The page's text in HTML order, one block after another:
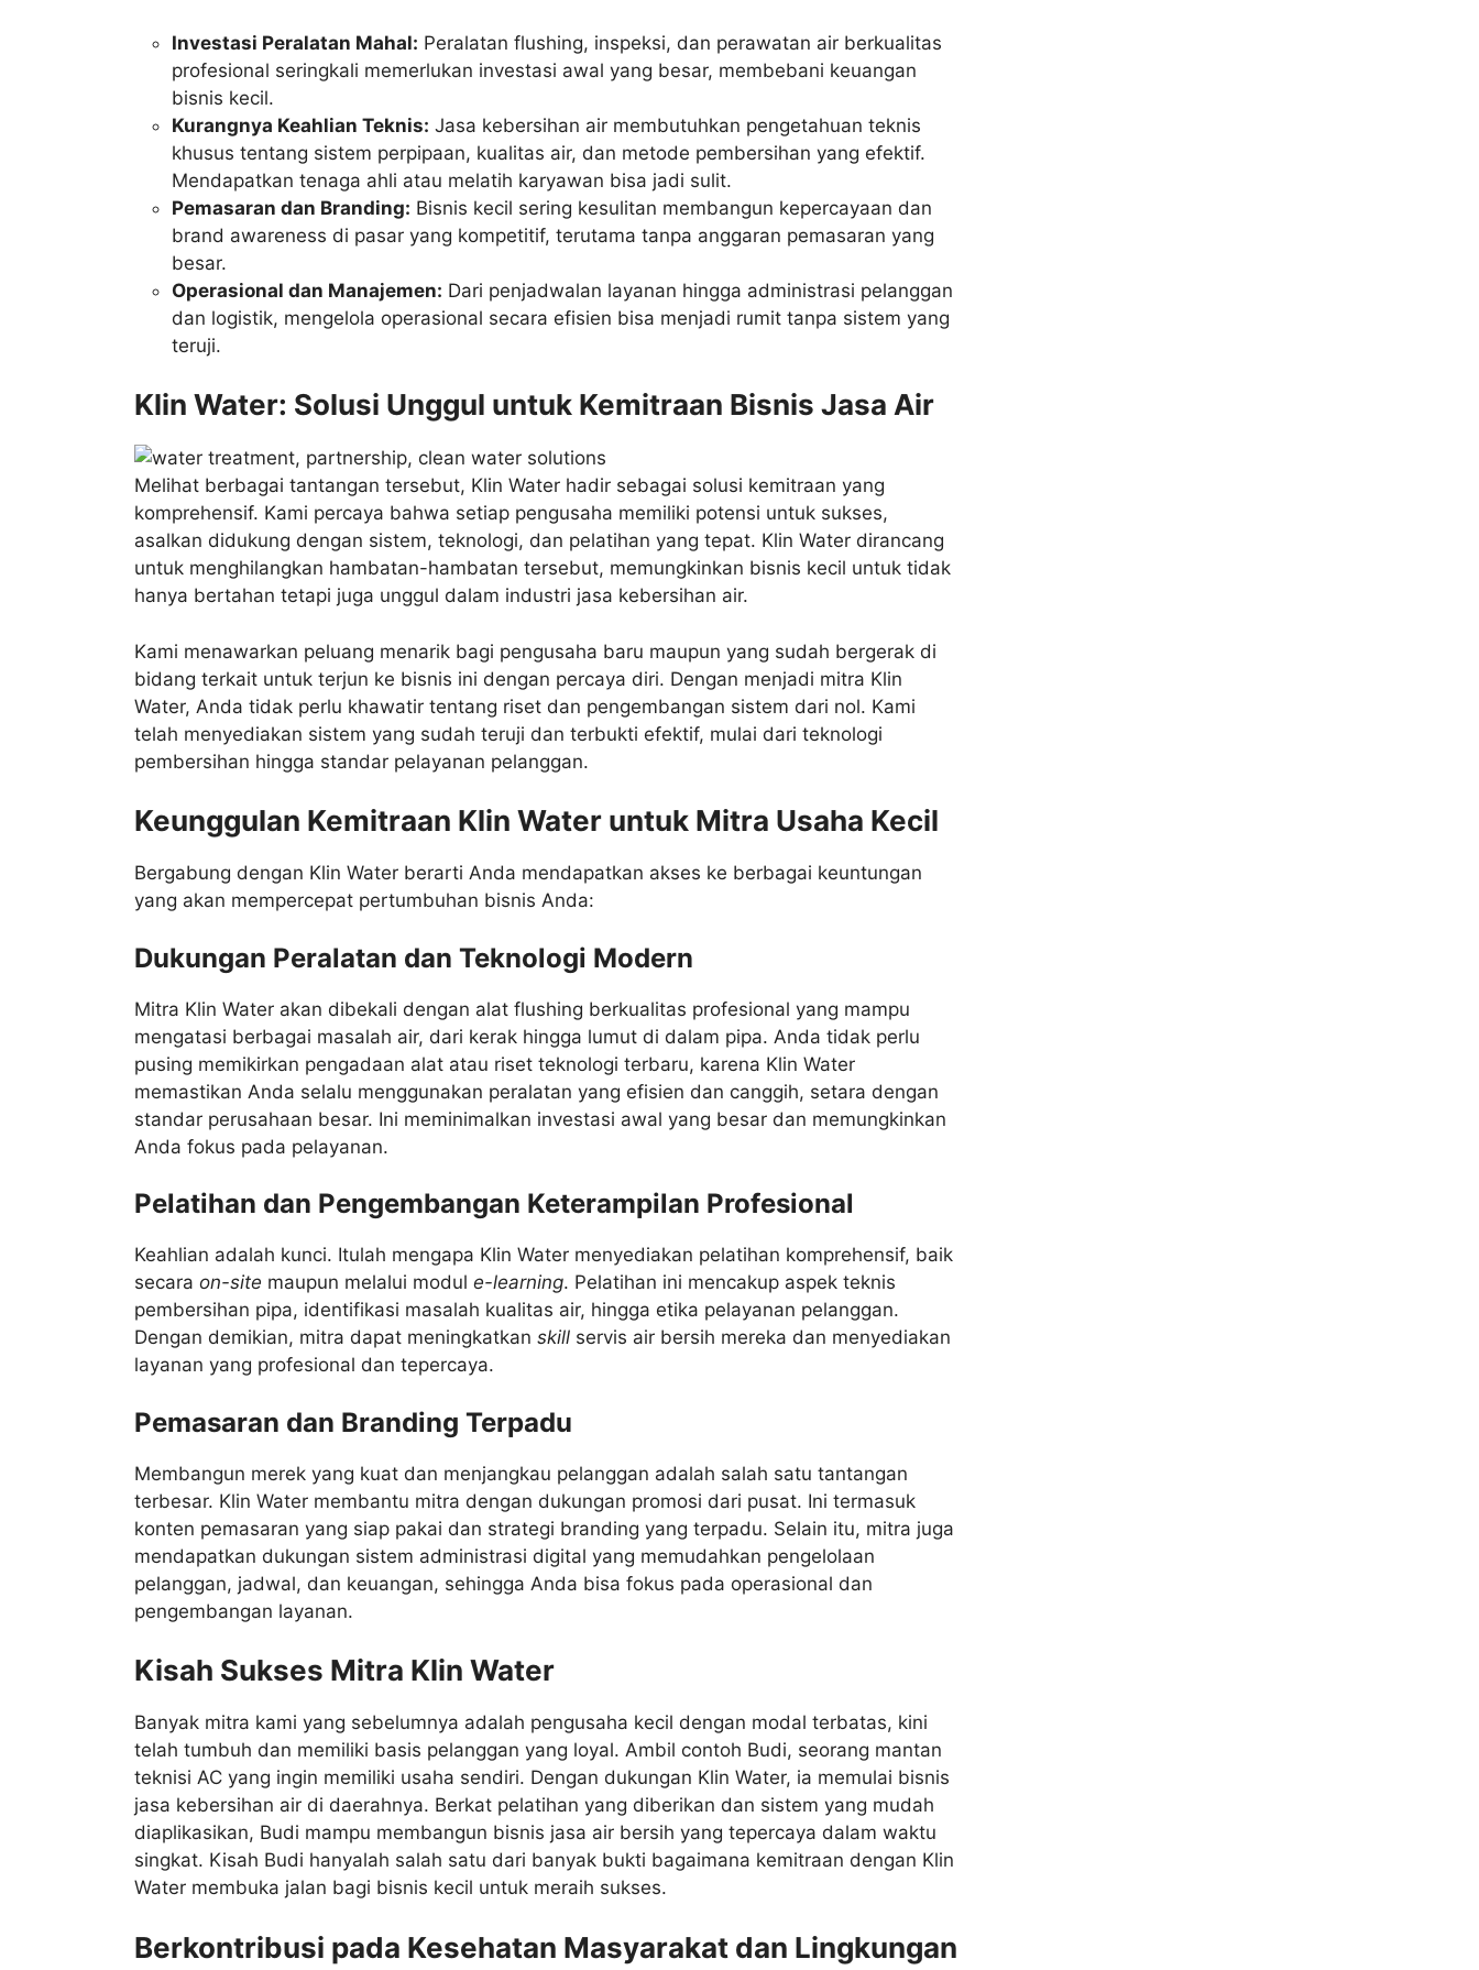
Investasi Peralatan Mahal: Peralatan flushing, inspeksi, dan perawatan air berkualitas
profesional seringkali memerlukan investasi awal yang besar, membebani keuangan
bisnis kecil.
Kurangnya Keahlian Teknis: Jasa kebersihan air membutuhkan pengetahuan teknis
khusus tentang sistem perpipaan, kualitas air, dan metode pembersihan yang efektif.
Mendapatkan tenaga ahli atau melatih karyawan bisa jadi sulit.
Pemasaran dan Branding: Bisnis kecil sering kesulitan membangun kepercayaan dan
brand awareness di pasar yang kompetitif, terutama tanpa anggaran pemasaran yang
besar.
Operasional dan Manajemen: Dari penjadwalan layanan hingga administrasi pelanggan
dan logistik, mengelola operasional secara efisien bisa menjadi rumit tanpa sistem yang
teruji.
Klin Water: Solusi Unggul untuk Kemitraan Bisnis Jasa Air
Melihat berbagai tantangan tersebut, Klin Water hadir sebagai solusi kemitraan yang
komprehensif. Kami percaya bahwa setiap pengusaha memiliki potensi untuk sukses,
asalkan didukung dengan sistem, teknologi, dan pelatihan yang tepat. Klin Water dirancang
untuk menghilangkan hambatan-hambatan tersebut, memungkinkan bisnis kecil untuk tidak
hanya bertahan tetapi juga unggul dalam industri jasa kebersihan air.
Kami menawarkan peluang menarik bagi pengusaha baru maupun yang sudah bergerak di
bidang terkait untuk terjun ke bisnis ini dengan percaya diri. Dengan menjadi mitra Klin
Water, Anda tidak perlu khawatir tentang riset dan pengembangan sistem dari nol. Kami
telah menyediakan sistem yang sudah teruji dan terbukti efektif, mulai dari teknologi
pembersihan hingga standar pelayanan pelanggan.
Keunggulan Kemitraan Klin Water untuk Mitra Usaha Kecil
Bergabung dengan Klin Water berarti Anda mendapatkan akses ke berbagai keuntungan
yang akan mempercepat pertumbuhan bisnis Anda:
Dukungan Peralatan dan Teknologi Modern
Mitra Klin Water akan dibekali dengan alat flushing berkualitas profesional yang mampu
mengatasi berbagai masalah air, dari kerak hingga lumut di dalam pipa. Anda tidak perlu
pusing memikirkan pengadaan alat atau riset teknologi terbaru, karena Klin Water
memastikan Anda selalu menggunakan peralatan yang efisien dan canggih, setara dengan
standar perusahaan besar. Ini meminimalkan investasi awal yang besar dan memungkinkan
Anda fokus pada pelayanan.
Pelatihan dan Pengembangan Keterampilan Profesional
Keahlian adalah kunci. Itulah mengapa Klin Water menyediakan pelatihan komprehensif, baik
secara on-site maupun melalui modul e-learning. Pelatihan ini mencakup aspek teknis
pembersihan pipa, identifikasi masalah kualitas air, hingga etika pelayanan pelanggan.
Dengan demikian, mitra dapat meningkatkan skill servis air bersih mereka dan menyediakan
layanan yang profesional dan tepercaya.
Pemasaran dan Branding Terpadu
Membangun merek yang kuat dan menjangkau pelanggan adalah salah satu tantangan
terbesar. Klin Water membantu mitra dengan dukungan promosi dari pusat. Ini termasuk
konten pemasaran yang siap pakai dan strategi branding yang terpadu. Selain itu, mitra juga
mendapatkan dukungan sistem administrasi digital yang memudahkan pengelolaan
pelanggan, jadwal, dan keuangan, sehingga Anda bisa fokus pada operasional dan
pengembangan layanan.
Kisah Sukses Mitra Klin Water
Banyak mitra kami yang sebelumnya adalah pengusaha kecil dengan modal terbatas, kini
telah tumbuh dan memiliki basis pelanggan yang loyal. Ambil contoh Budi, seorang mantan
teknisi AC yang ingin memiliki usaha sendiri. Dengan dukungan Klin Water, ia memulai bisnis
jasa kebersihan air di daerahnya. Berkat pelatihan yang diberikan dan sistem yang mudah
diaplikasikan, Budi mampu membangun bisnis jasa air bersih yang tepercaya dalam waktu
singkat. Kisah Budi hanyalah salah satu dari banyak bukti bagaimana kemitraan dengan Klin
Water membuka jalan bagi bisnis kecil untuk meraih sukses.
Berkontribusi pada Kesehatan Masyarakat dan Lingkungan